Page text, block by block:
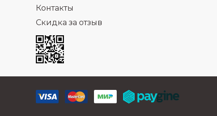
Контакты
Скидка за отзыв